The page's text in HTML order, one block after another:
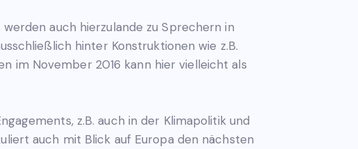
auch hierzulande zu Sprechern in
hinter Konstruktionen wie z.B.
im November 2016 kann hier vielleicht als
z.B. auch in der Klimapolitik und
auch mit Blick auf Europa den nächsten